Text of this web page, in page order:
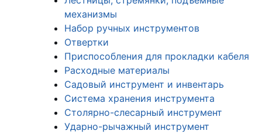
механизмы
Набор ручных инструментов
Отвертки
Приспособления для прокладки кабеля
Расходные материалы
Садовый инструмент и инвентарь
Система хранения инструмента
Столярно-слесарный инструмент
Ударно-рычажный инструмент